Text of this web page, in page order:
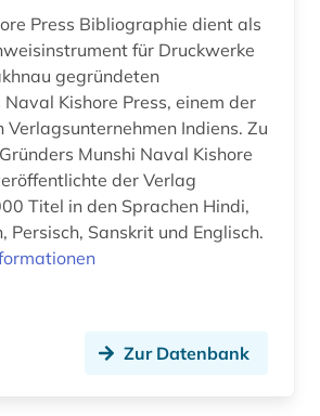
Press Bibliographie dient als
für Druckwerke
gegründeten
Kishore Press, einem der
Verlagsunternehmen Indiens. Zu
Munshi Naval Kishore
der Verlag
Titel in den Sprachen Hindi,
Persisch, Sanskrit und Englisch.
Zur Datenbank